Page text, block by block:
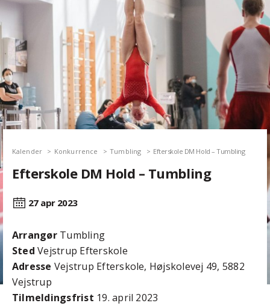
Kalender Konkurrence Tumbling Efterskole DM Hold – Tumbling
Efterskole DM Hold – Tumbling
27 apr 2023
ArrangørTumbling
Sted Vejstrup Efterskole
Adresse Vejstrup Efterskole, Højskolevej 49, 5882
Vejstrup
Tilmeldingsfrist 19. april 2023